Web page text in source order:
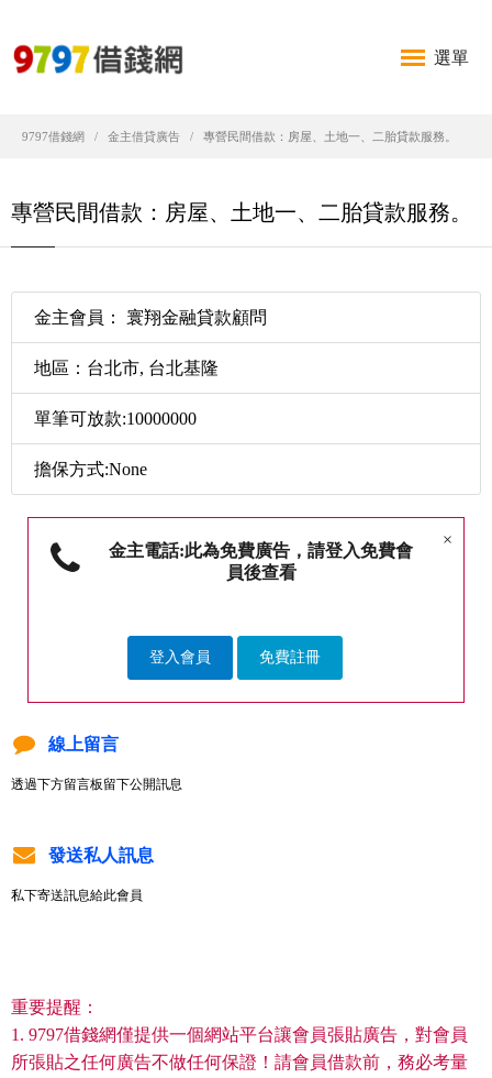
選單
9797借錢網 金主借貸廣告 專營民間借款：房屋、土地一、二胎貸款服務。
專營民間借款：房屋、土地一、二胎貸款服務。
金主會員： 寰翔金融貸款顧問
地區：台北市, 台北基隆
單筆可放款:10000000
擔保方式:None
×
金主電話:此為免費廣告，請登入免費會
員後查看
登入會員 免費註冊
線上留言
透過下方留言板留下公開訊息
發送私人訊息
私下寄送訊息給此會員
重要提醒：
1. 9797借錢網僅提供一個網站平台讓會員張貼廣告，對會員
所張貼之任何廣告不做任何保證！請會員借款前，務必考量